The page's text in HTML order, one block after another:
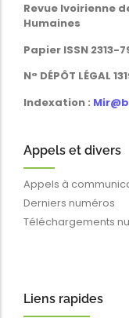
Revue Ivoirienne
Humaines
Papier ISSN 2313-
N° DÉPÔT LÉGAL
Indexation :
Appels et divers
Appels à
Derniers numéros
Téléchargements
Liens rapides